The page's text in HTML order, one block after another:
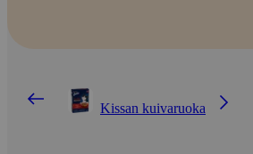
Kissan kuivaruoka